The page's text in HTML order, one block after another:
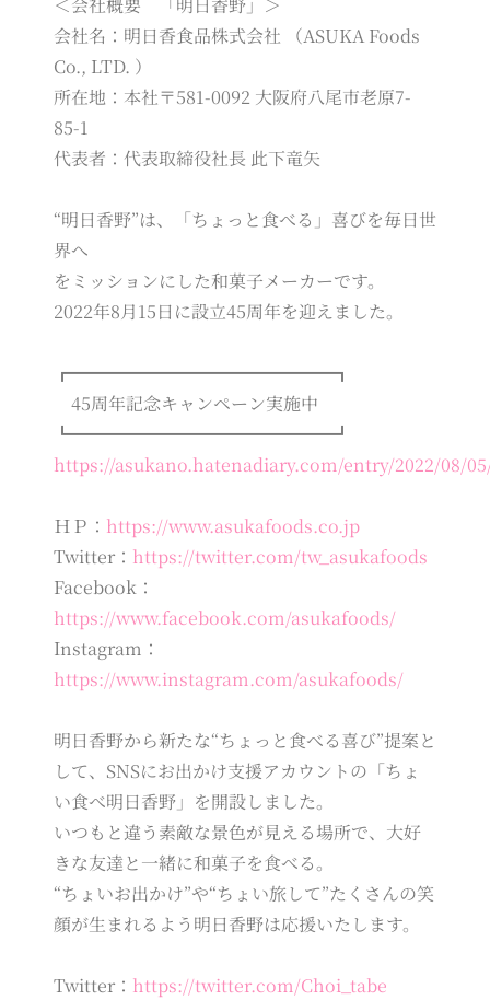
＜会社概要 「明日香野」＞
会社名：明日香食品株式会社 （ASUKA Foods
Co., LTD. ）
所在地：本社〒581-0092 大阪府八尾市老原7-
85-1
代表者：代表取締役社長 此下竜矢
“明日香野”は、「ちょっと食べる」喜びを毎日世
界へ
をミッションにした和菓子メーカーです。
2022年8月15日に設立45周年を迎えました。
┏━━━━━━━━━━━━━━━┓
45周年記念キャンペーン実施中
┗━━━━━━━━━━━━━━━┛
https://asukano.hatenadiary.com/entry/2022/08/
ＨＰ： https://www.asukafoods.co.jp
Twitter： https://twitter.com/tw_asukafoods
Facebook：
https://www.facebook.com/asukafoods/
Instagram：
https://www.instagram.com/asukafoods/
明日香野から新たな“ちょっと食べる喜び”提案と
して、SNSにお出かけ支援アカウントの「ちょ
い食べ明日香野」を開設しました。
いつもと違う素敵な景色が見える場所で、大好
きな友達と一緒に和菓子を食べる。
“ちょいお出かけ”や“ちょい旅して”たくさんの笑
顔が生まれるよう明日香野は応援いたします。
Twitter： https://twitter.com/Choi_tabe